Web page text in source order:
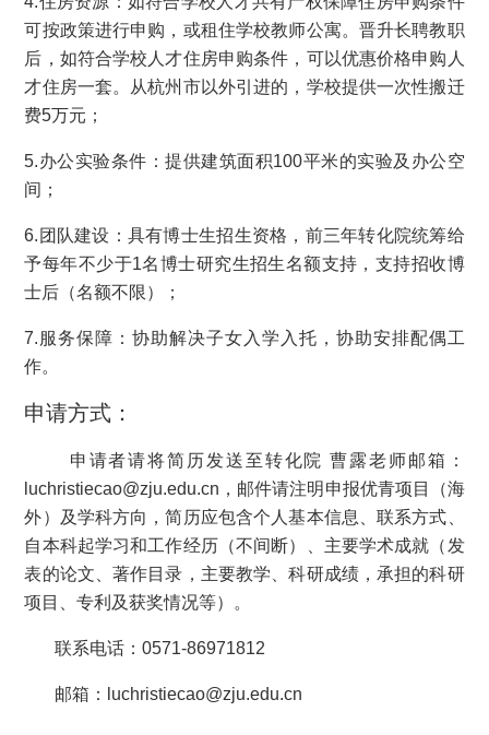
可按政策进行申购，或租住学校教师公寓。晋升长聘教职
后，如符合学校人才住房申购条件，可以优惠价格申购人
才住房一套。从杭州市以外引进的，学校提供一次性搬迁
费5万元；
5.办公实验条件：提供建筑面积100平米的实验及办公空
间；
6.团队建设：具有博士生招生资格，前三年转化院统筹给
予每年不少于1名博士研究生招生名额支持，支持招收博
士后（名额不限）；
7.服务保障：协助解决子女入学入托，协助安排配偶工
作。
申请方式：
申请者请将简历发送至转化院 曹露老师邮箱：
luchristiecao@zju.edu.cn，邮件请注明申报优青项目（海
外）及学科方向，简历应包含个人基本信息、联系方式、
自本科起学习和工作经历（不间断）、主要学术成就（发
表的论文、著作目录，主要教学、科研成绩，承担的科研
项目、专利及获奖情况等）。
联系电话：0571-86971812
邮箱：luchristiecao@zju.edu.cn